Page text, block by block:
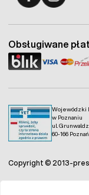
Wojewódzki
w Poznaniu
ul.
60-166 Poznań
Obsługiwane
Copyright © 2013-